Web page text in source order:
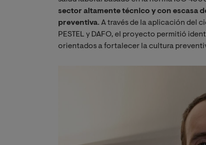
sector altamente técnico y con escasa
preventiva. A través de la aplicación del
PESTEL y DAFO, el proyecto permitió
orientados a fortalecer la cultura